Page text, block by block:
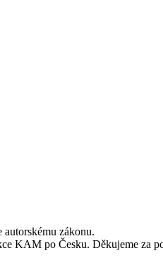
zákonu.
KAM po Česku. Děkujeme za